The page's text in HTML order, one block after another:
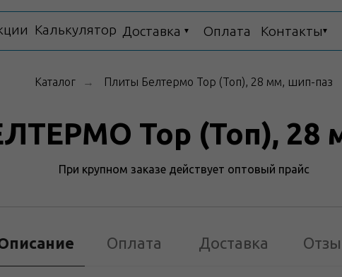
Доставка
Калькулятор Контакты
▼ ▼
Оплата
Каталог → Плиты Белтермо Top (Топ), 28 мм, шип-паз
Top (Топ), 28
При крупном заказе действует оптовый прайс
Оплата Доставка